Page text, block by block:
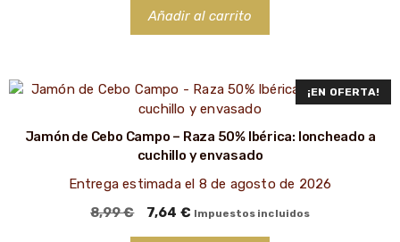
original
era:
actual
es:
Añadir al carrito
¡EN OFERTA!
Jamón de Cebo Campo – Raza 50% Ibérica: loncheado a
cuchillo y envasado
Entrega estimada el 8 de agosto de 2026
8,99€
El
7,64 €El
Impuestos incluidos